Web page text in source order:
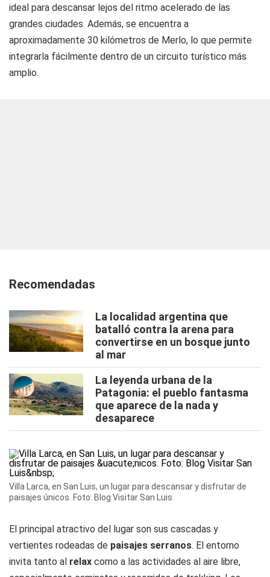
ideal para descansar lejos del ritmo acelerado de las
grandes ciudades. Además, se encuentra a
aproximadamente 30 kilómetros de Merlo, lo que permite
integrarla fácilmente dentro de un circuito turístico más
amplio.
Recomendadas
La localidad argentina que
batalló contra la arena para
convertirse en un bosque junto
al mar
La leyenda urbana de la
Patagonia: el pueblo fantasma
que aparece de la nada y
desaparece
Villa Larca, en San Luis, un lugar para descansar y disfrutar de
paisajes únicos. Foto: Blog Visitar San Luis
El principal atractivo del lugar son sus cascadas y
vertientes rodeadas de paisajes serranos. El entorno
invita tanto al relax como a las actividades al aire libre,